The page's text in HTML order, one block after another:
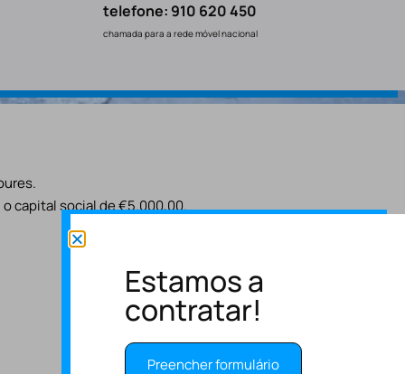
telefone: 910 620 450
chamada para a rede móvel nacional
o capital social de €5.000,00.
Estamos a
contratar!
Preencher formulário